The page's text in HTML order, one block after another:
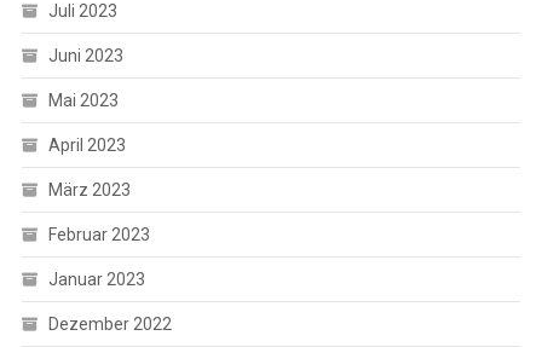
Juli 2023
Juni 2023
Mai 2023
April 2023
März 2023
Februar 2023
Januar 2023
Dezember 2022